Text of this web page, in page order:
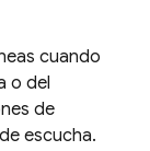
cuando
o del
de
escucha.